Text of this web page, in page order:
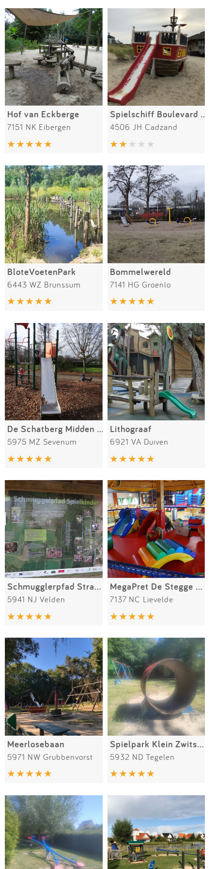
Anmelden
SPIELGERÄTE
Hof van Eckberge
7151 NK Eibergen
Spielschiff Boulevard de Wielingen
4506 JH Cadzand
BloteVoetenPark
6443 WZ Brunssum
Bommelwereld
7141 HG Groenlo
De Schatberg Midden Peelweg
5975 MZ Sevenum
Lithograaf
6921 VA Duiven
Schmugglerpfad Straelseweg 35
5941 NJ Velden
MegaPret De Stegge 23a
7137 NC Lievelde
Meerlosebaan
5971 NW Grubbenvorst
Spielpark Klein Zwitserland
5932 ND Tegelen